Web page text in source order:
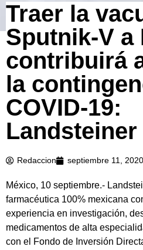
Traer la
Sputnik-V a
contribuirá
la
COVID-19:
Redaccion septiembre 11, 2020
México, 10 septiembre.-
farmacéutica 100% mexicana
experiencia en investigación,
medicamentos de alta
con el Fondo de Inversión